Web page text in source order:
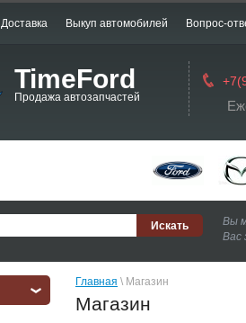
Доставка Выкуп автомобилей Вопрос-
TimeFord
Продажа автозапчастей
Вы
Вас
Главная \ Магазин
Магазин